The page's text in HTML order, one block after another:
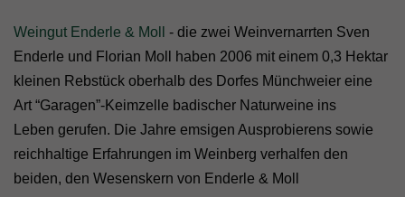
Weingut Enderle & Moll
- die zwei Weinvernarrten Sven
Enderle und Florian Moll haben 2006 mit einem 0,3 Hektar
kleinen Rebstück oberhalb des Dorfes Münchweier eine
Art “Garagen”-Keimzelle badischer Naturweine ins
Leben gerufen. Die Jahre emsigen Ausprobierens sowie
reichhaltige Erfahrungen im Weinberg verhalfen den
beiden, den Wesenskern von Enderle & Moll